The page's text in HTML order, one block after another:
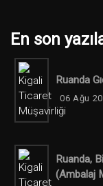
En son
Ruanda
06 Ağu
Ruanda,
(ambalaj